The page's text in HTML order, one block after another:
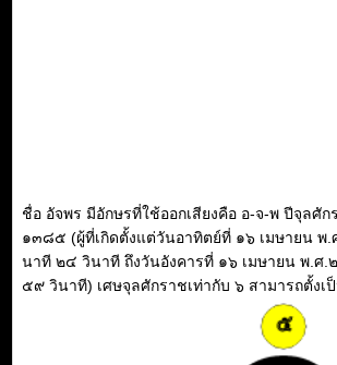
ชื่อ อัจพร มีอักษรที่ใช้ออกเสียงคือ อ-จ-พ ปีจุลศั
๑๓๘๕ (ผู้ที่เกิดตั้งแต่วันอาทิตย์ที่ ๑๖ เมษายน พ
นาที ๒๔ วินาที ถึงวันอังคารที่ ๑๖ เมษายน พ.ศ
๕๙ วินาที) เศษจุลศักราชเท่ากับ ๖ สามารถตั้งเ